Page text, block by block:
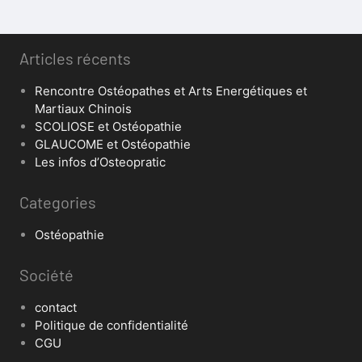
Articles récents
Rencontre Ostéopathes et Arts Energétiques et
Martiaux Chinois
SCOLIOSE et Ostéopathie
GLAUCOME et Ostéopathie
Les infos d’Osteopratic
Categories
Ostéopathie
Société
contact
Politique de confidentialité
CGU